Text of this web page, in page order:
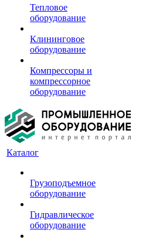
Тепловое
оборудование
Клининговое
оборудование
Компрессоры и
компрессорное
оборудование
Каталог
Грузоподъемное
оборудование
Гидравлическое
оборудование